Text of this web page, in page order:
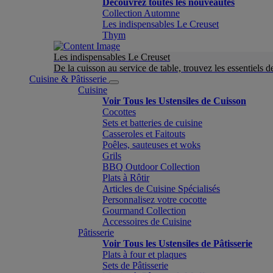
Découvrez toutes les nouveautés
Collection Automne
Les indispensables Le Creuset
Thym
Les indispensables Le Creuset
De la cuisson au service de table, trouvez les essentiels
Cuisine & Pâtisserie
Cuisine
Voir Tous les Ustensiles de Cuisson
Cocottes
Sets et batteries de cuisine
Casseroles et Faitouts
Poêles, sauteuses et woks
Grils
BBQ Outdoor Collection
Plats à Rôtir
Articles de Cuisine Spécialisés
Personnalisez votre cocotte
Gourmand Collection
Accessoires de Cuisine
Pâtisserie
Voir Tous les Ustensiles de Pâtisserie
Plats à four et plaques
Sets de Pâtisserie